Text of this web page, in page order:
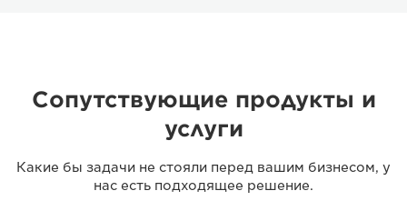
Сопутствующие продукты и
услуги
Какие бы задачи не стояли перед вашим бизнесом, у
нас есть подходящее решение.